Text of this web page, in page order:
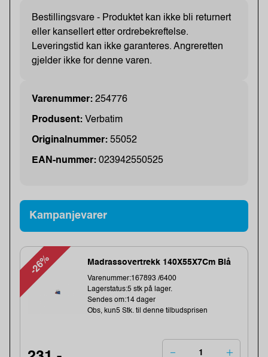
Bestillingsvare - Produktet kan ikke bli returnert
eller kansellert etter ordrebekreftelse.
Leveringstid kan ikke garanteres. Angreretten
gjelder ikke for denne varen.
Varenummer: 254776
Produsent: Verbatim
Originalnummer: 55052
EAN-nummer: 023942550525
Kampanjevarer
-26% Madrassovertrekk 140X55X7Cm Blå
Varenummer:167893 /6400
Lagerstatus:5 stk på lager.
Sendes om:14 dager
Obs, kun5 Stk. til denne tilbudsprisen